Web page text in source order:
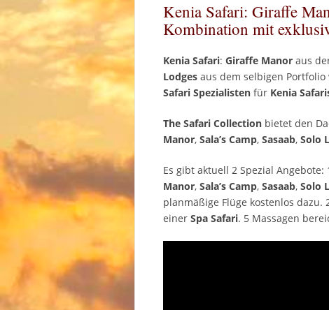
Kenia Safari: Giraffe
Kombination mit
Kenia Safari: Giraffe Manor aus
Lodges aus dem selbigen
Safari Spezialisten für Kenia
The Safari Collection bietet den
Manor, Sala’s Camp, Sasaab, Solo
Es gibt aktuell 2 Spezial
Manor, Sala’s Camp, Sasaab, Solo
planmäßige Flüge kostenlos dazu.
einer Spa Safari. 5 Massagen